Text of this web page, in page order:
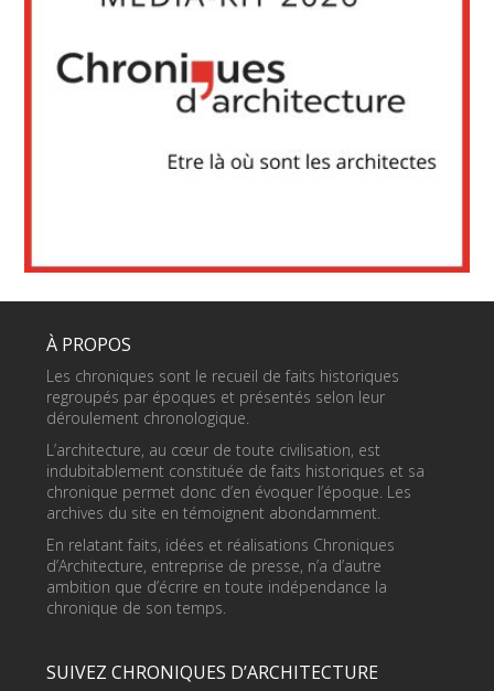
À PROPOS
Les chroniques sont le recueil de faits historiques
regroupés par époques et présentés selon leur
déroulement chronologique.
L’architecture, au cœur de toute civilisation, est
indubitablement constituée de faits historiques et sa
chronique permet donc d’en évoquer l’époque. Les
archives du site en témoignent abondamment.
En relatant faits, idées et réalisations Chroniques
d’Architecture, entreprise de presse, n’a d’autre
ambition que d’écrire en toute indépendance la
chronique de son temps.
SUIVEZ CHRONIQUES D’ARCHITECTURE